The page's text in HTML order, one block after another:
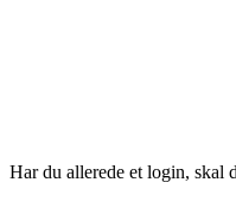
Har du allerede et login, skal